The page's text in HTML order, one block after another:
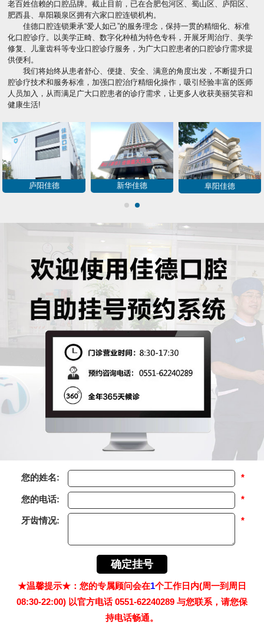
老百姓信赖的口腔品牌。截止目前，已在合肥包河区、蜀山区、庐阳区、
肥西县、阜阳颖泉区拥有六家口腔连锁机构。
佳德口腔连锁秉承“爱人如己”的服务理念，保持一贯的精细化、标准
化口腔诊疗。以美学正畸、数字化种植为特色专科，开展牙周治疗、美学
修复、儿童齿科等专业口腔诊疗服务，为广大口腔患者的口腔诊疗需求提
供便利。
我们将始终从患者舒心、便捷、安全、满意的角度出发，不断提升口
腔诊疗技术和服务标准，加强口腔治疗精细化操作，吸引经验丰富的医师
人员加入，从而满足广大口腔患者的诊疗需求，让更多人收获美丽笑容和
健康生活!
庐阳佳德 新华佳德 阜阳佳德
您的姓名: *
您的电话: *
牙齿情况: *
★温馨提示★：您的专属顾问会在1个工作日内(周一到周日
08:30-22:00) 以官方电话 0551-62240289 与您联系，请您保
持电话畅通。